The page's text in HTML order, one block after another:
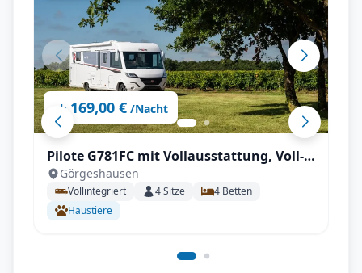
ab 169,00 € /Nacht
Pilote G781FC mit Vollausstattung, Voll-
Autrak, Automatik, Klima, hohe
Zuladung, AHK, TV & SAT, Luftfederung,
Backofen uvm.
Görgeshausen
Vollintegriert 4Sitze 4 Betten
Haustiere